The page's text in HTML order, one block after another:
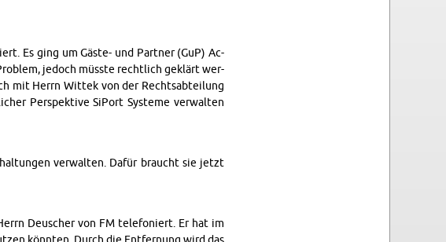
Es ging um Gäste- und Part­ner (GuP) Ac­
je­doch müsste rechtlich geklärt wer­
mit Herrn Wit­tek von der Rechtsabteilung
Per­spek­tive SiPort Sys­teme ver­wal­ten
ver­wal­ten. Dafür braucht sie jetzt
Deuscher von FM tele­foniert. Er hat im